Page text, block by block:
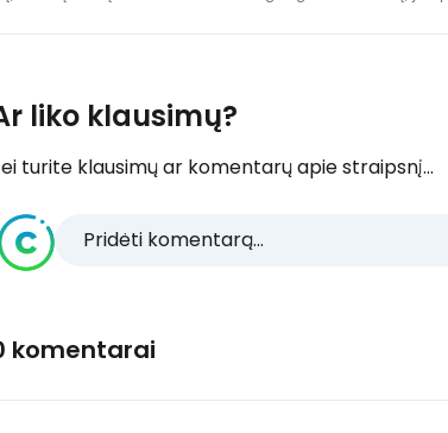
liko klausimų?
turite klausimų ar komentarų apie straipsnį...
Pridėti komentarą...
komentarai